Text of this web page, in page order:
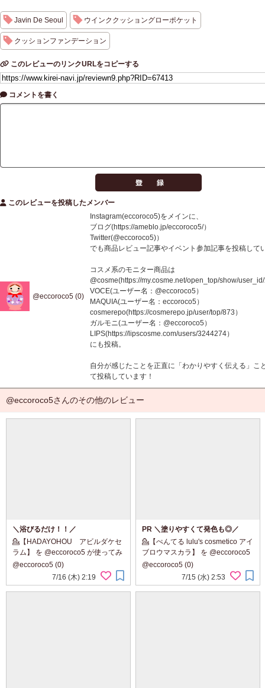
Javin De Seoul ウインククッショングローポケット
クッションファンデーション
このレビューのリンクURLをコピーする
コメントを書く
このレビューを投稿したメンバー
@eccoroco5 (0)
Instagram(eccoroco5)をメインに、
ブログ(https://ameblo.jp/eccoroco5/）
Twitter(@eccoroco5)）
でも商品レビュー記事やイベント参加記事を投稿して
コスメ系のモニター商品は
@cosme(https://my.cosme.net/open_top/show/
VOCE(ユーザー名：@eccoroco5）
MAQUIA(ユーザー名：eccoroco5）
cosmerepo(https://cosmerepo.jp/user/top/873）
ガルモニ(ユーザー名：@eccoroco5）
LIPS(https://lipscosme.com/users/3244274）
にも投稿。
自分が感じたことを正直に「わかりやすく伝える」こ
て投稿しています！
@eccoroco5さんのその他のレビュー
＼浴びるだけ！！／
💁【HADAYOHOU アビルダケセ
ラム】 を @eccoroco5 が使ってみ
ました ⁡ ⁡ ▼ ⁡ ˗ˏˋ ℝ𝕖𝕒𝕝 𝕣𝕖𝕧𝕚&#...
@eccoroco5 (0)
7/16 (木) 2:19
PR ＼塗りやすくて発色も◎／
💁【ぺんてる lulu's cosmetico アイ
ブロウマスカラ】 を @eccoroco5
が使ってみました ⁡ 使用色：アッシ
ュサクラ ⁡ ⁡ ▼ ⁡ ˗ˏˋ ℝ𝕖...
@eccoroco5 (0)
7/15 (水) 2:53